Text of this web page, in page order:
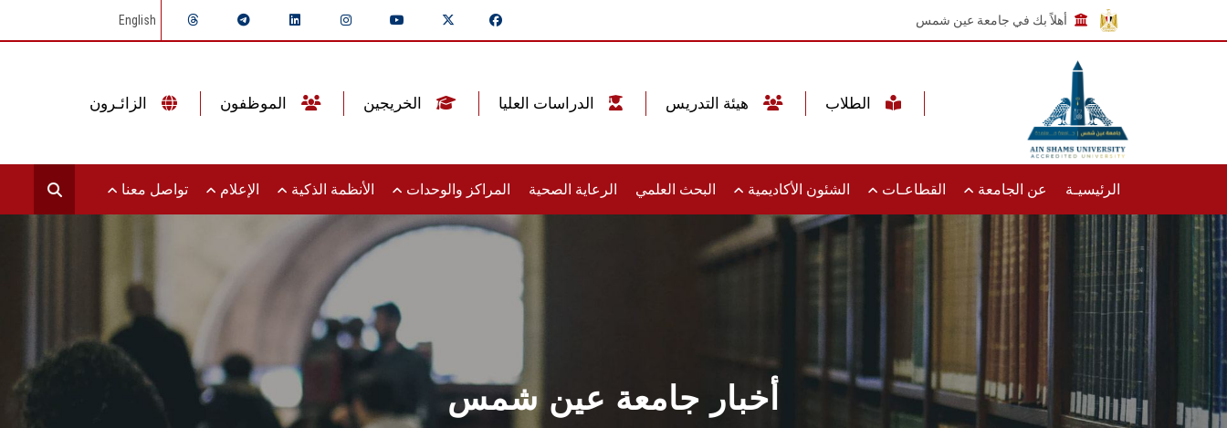
أهلاً بك في جامعة عين شمس English
الرئيسيـة عن الجامعة القطاعـات الشئون الأكاديمية البحث العلمي الرعاية الصحية المراكز والوحدات الأنظمة الذكية الإعلام تواصل معنا
أخبار جامعة عين شمس